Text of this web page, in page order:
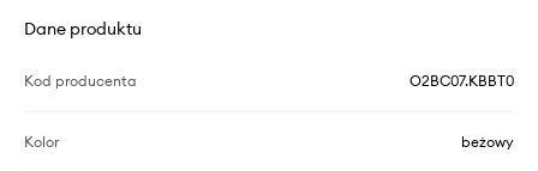
Dane produktu
Kod producenta O2BC07.KBBT0
Kolor beżowy